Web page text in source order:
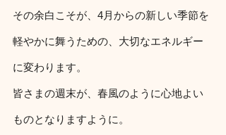
その余白こそが、4月からの新しい季節を
軽やかに舞うための、大切なエネルギー
に変わります。
皆さまの週末が、春風のように心地よい
ものとなりますように。